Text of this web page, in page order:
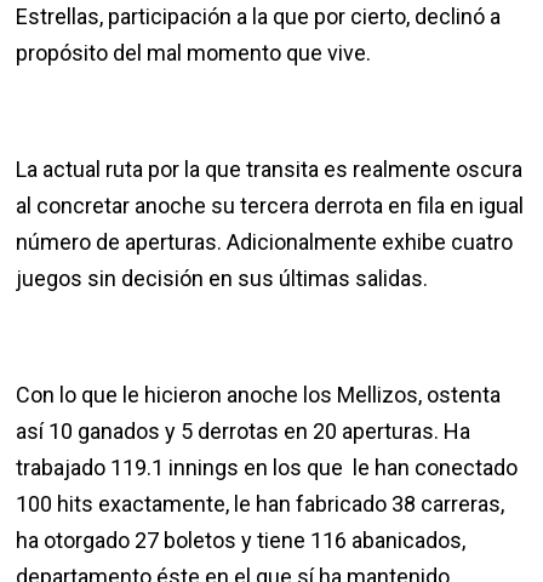
Estrellas, participación a la que por cierto, declinó a
propósito del mal momento que vive.
La actual ruta por la que transita es realmente oscura
al concretar anoche su tercera derrota en fila en igual
número de aperturas. Adicionalmente exhibe cuatro
juegos sin decisión en sus últimas salidas.
Con lo que le hicieron anoche los Mellizos, ostenta
así 10 ganados y 5 derrotas en 20 aperturas. Ha
trabajado 119.1 innings en los que le han conectado
100 hits exactamente, le han fabricado 38 carreras,
ha otorgado 27 boletos y tiene 116 abanicados,
departamento éste en el que sí ha mantenido